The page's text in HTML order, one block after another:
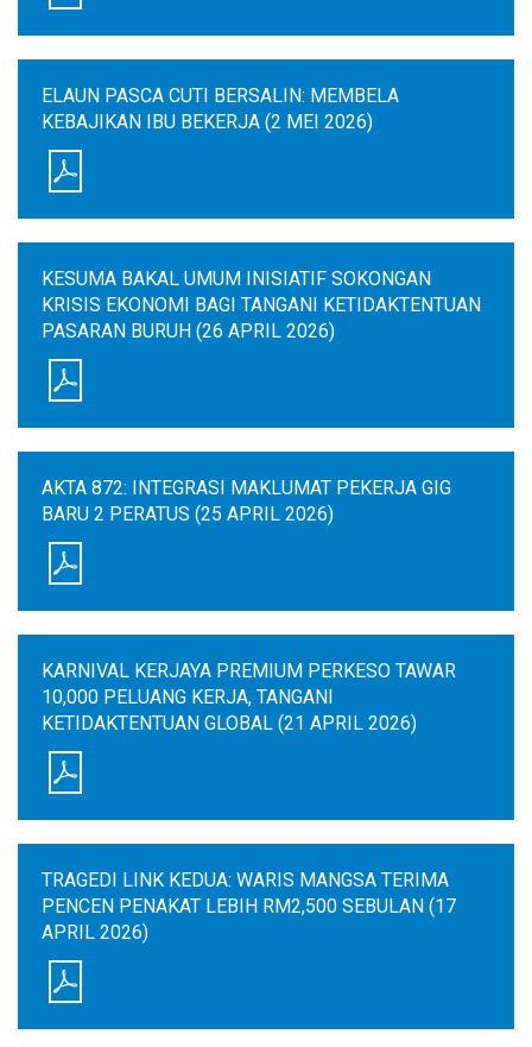
ELAUN PASCA CUTI BERSALIN: MEMBELA
KEBAJIKAN IBU BEKERJA (2 MEI 2026)
KESUMA BAKAL UMUM INISIATIF SOKONGAN
KRISIS EKONOMI BAGI TANGANI KETIDAKTENTUAN
PASARAN BURUH (26 APRIL 2026)
AKTA 872: INTEGRASI MAKLUMAT PEKERJA GIG
BARU 2 PERATUS (25 APRIL 2026)
KARNIVAL KERJAYA PREMIUM PERKESO TAWAR
10,000 PELUANG KERJA, TANGANI
KETIDAKTENTUAN GLOBAL (21 APRIL 2026)
TRAGEDI LINK KEDUA: WARIS MANGSA TERIMA
PENCEN PENAKAT LEBIH RM2,500 SEBULAN (17
APRIL 2026)